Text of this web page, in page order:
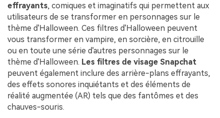
effrayants, comiques et imaginatifs qui permettent aux
utilisateurs de se transformer en personnages sur le
thème d'Halloween. Ces filtres d'Halloween peuvent
vous transformer en vampire, en sorcière, en citrouille
ou en toute une série d'autres personnages sur le
thème d'Halloween. Les filtres de visage Snapchat
peuvent également inclure des arrière-plans effrayants,
des effets sonores inquiétants et des éléments de
réalité augmentée (AR) tels que des fantômes et des
chauves-souris.